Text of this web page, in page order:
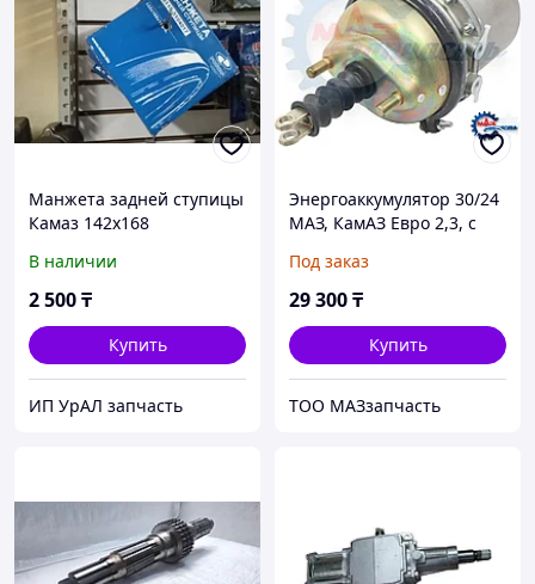
Манжета задней ступицы
Камаз 142х168
В наличии
2 500₸
Купить
ИП УрАЛ запчасть
Энергоаккумулятор 30/24
MAЗ, КамАЗ Евро 2,3, с
(Рославль); 25-3519301,
шт
Под заказ
29 300₸
Купить
ТОО МАЗзапчасть